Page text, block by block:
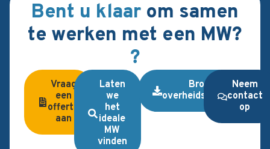
Bent u klaar om samen
te werken met een MW?
?
Vraag
een
offerte
aan
Laten
we
het
ideale
MW
vinden
Brochure
overheidsopdrachten
Neem
contact
op